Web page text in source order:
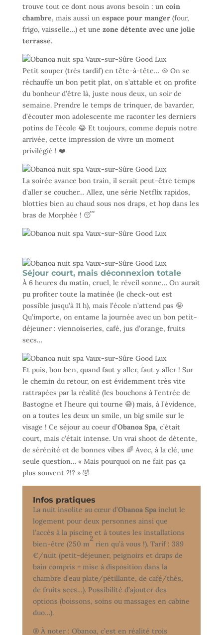
trouve tout ce dont nous avons besoin : un coin
chambre, mais aussi un espace pour manger(four,
frigo, vaisselle…) et une zone détente avec une jolie
terrasse.
Petit souper (très tardif) en tête-à-tête… 🥘 On se
réchauffe un bon petit plat, on s’attable et on profite
du bonheur d’être là, juste nous deux, un soir de
semaine. Prendre le temps de trinquer, de bavarder,
d’écouter mon adolescente me raconter les derniers
potins de l’école 😂 Et toujours, comme depuis notre
arrivée, cette impression de vivre un moment
privilégié ! ❤️
La soirée avance bon train, il serait peut-être temps
d’aller se coucher… Allez, une série Netflix rapidos,
blotties bien au chaud sous nos draps, et hop dans les
bras de Morphée ! 😴
Séjour court, mais déconnexion totale
À 6 heures du matin, cruel, le réveil sonne… On aurait
pu profiter toute la matinée (le check-out est
possible jusqu’à 11 h), mais l’école n’attend pas 🤪
Qu’importe, on entame la journée avec un bon petit-
déjeuner : viennoiseries, café, jus d’orange, fruits
secs…
Et puis, bon ben, quand faut y aller, faut y aller ! Sur
le chemin du retour, on est évidemment très vite
rattrapées par la réalité (les bouchons à l’entrée de
Bastogne et l’heure qui tourne 😅) mais, à l’évidence,
on a toutes les deux un smile, un big smile sur le
visage ! Ce séjour au coeur d’Obanoa Spa, c’était
court, mais c’était intense. Un vrai shoot de détente,
de sérénité et de bonnes vibes 🌈 Avec, à la clé, une
seule question… « Mais pourquoi on ne fait pas ça
plus souvent ?!? » 🤣
Infos pratiques
La nuit insolite au cœur d’Obanoa Spainclut le
logement pour deux personnes ainsi que
l’accès à la piscine et à toutes les installations
bien-être (250 m
2
rien qu’à vous !). Tarif : 389
€/nuit (petit-déjeuner, peignoirs et draps de
bain compris + mise à disposition dans la
chambre d’eau plate/pétillante, de café/thés,
de fruits secs…). Possibilité d’ajouter des
options (boissons, soins ou massages en cabine
duo…).
® À noter : Obanoa, c’est en réalité trois